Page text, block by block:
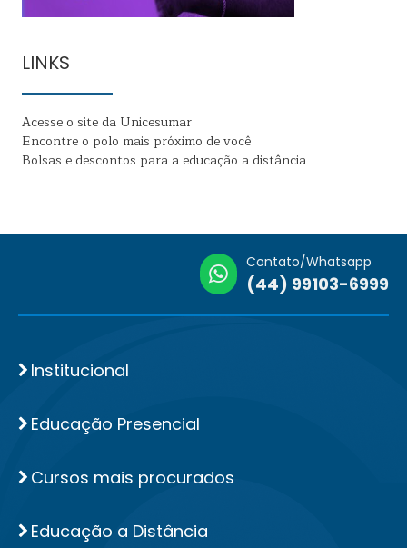
LINKS
Acesse o site da Unicesumar
Encontre o polo mais próximo de você
Bolsas e descontos para a educação a distância
Contato/Whatsapp
(44) 99103-6999
Institucional
Educação Presencial
Cursos mais procurados
Educação a Distância